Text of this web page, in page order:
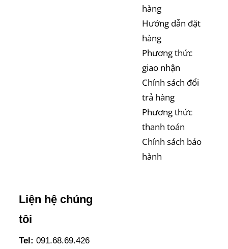
hàng
Hướng dẫn đặt
hàng
Phương thức
giao nhận
Chính sách đổi
trả hàng
Phương thức
thanh toán
Chính sách bảo
hành
Liện hệ chúng
tôi
Tel: 091.68.69.426